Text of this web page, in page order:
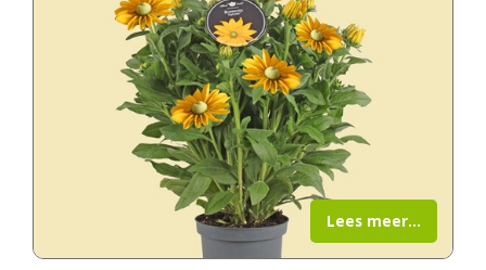
Lees meer...